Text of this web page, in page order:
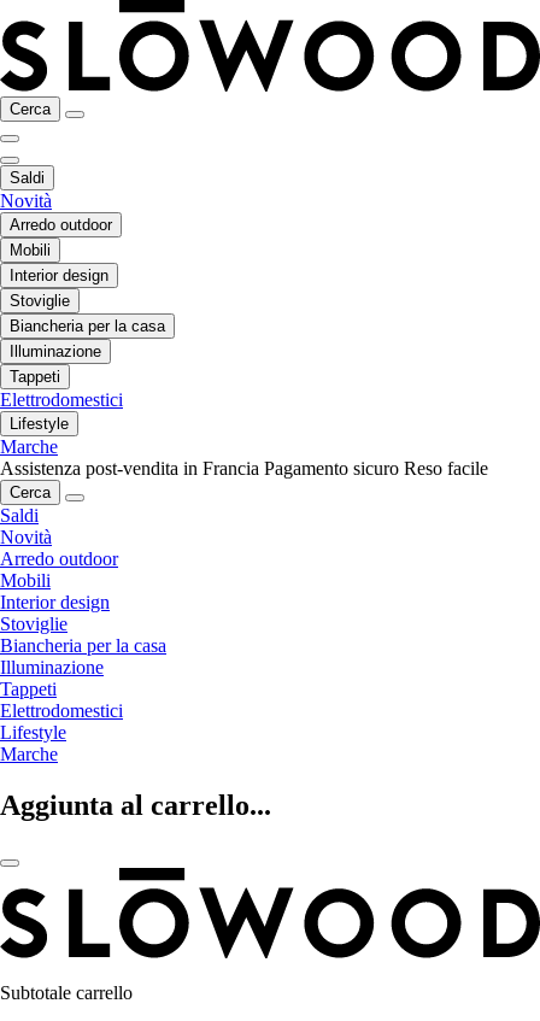
Cerca
Saldi
Novità
Arredo outdoor
Mobili
Interior design
Stoviglie
Biancheria per la casa
Illuminazione
Tappeti
Elettrodomestici
Lifestyle
Marche
Assistenza post-vendita in Francia Pagamento sicuro Reso facile
Cerca
Saldi
Novità
Arredo outdoor
Mobili
Interior design
Stoviglie
Biancheria per la casa
Illuminazione
Tappeti
Elettrodomestici
Lifestyle
Marche
Aggiunta al carrello...
Subtotale carrello